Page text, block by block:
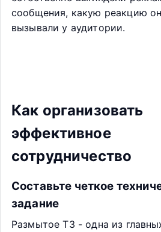
сообщения, какую реакцию
вызывали у аудитории.
Как организовать
эффективное
сотрудничество
Составьте четкое
задание
Размытое ТЗ - одна из